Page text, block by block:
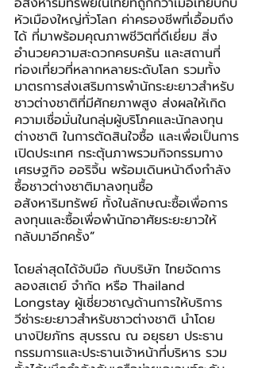
หัวเมืองใหญ่ทั่วโลก ค่าครองชีพที่เอื้อมถึง
ได้ ที่มาพร้อมคุณภาพชีวิตที่ดีเยี่ยม สิ่ง
อำนวยความสะดวกครบครัน และสถานที่
ท่องเที่ยวที่หลากหลายระดับโลก รวมทั้ง
มาตรการส่งเสริมการพำนักระยะยาวสำหรับ
ชาวต่างชาติที่มีศักยภาพสูง ส่งผลให้เกิด
ความเชื่อมั่นในกลุ่มผู้บริโภคและนักลงทุน
ต่างชาติ ในการตัดสินใจซื้อ และเพื่อเป็นการ
เปิดประเทศ กระตุ้นภาพรวมกิจกรรมทาง
เศรษฐกิจ ออริจิ้น พร้อมเดินหน้าดึงกำลัง
ซื้อชาวต่างชาติมาลงทุนซื้อ
อสังหาริมทรัพย์ ทั้งในลักษณะซื้อเพื่อการ
ลงทุนและซื้อเพื่อพำนักอาศัยระยะยาวให้
กลับมาอีกครั้ง”
โดยล่าสุดได้จับมือ กับบริษัท ไทยจัดการ
ลองสเตย์ จำกัด หรือ Thailand
Longstay ผู้เชี่ยวชาญด้านการให้บริการ
วีซ่าระยะยาวสำหรับชาวต่างชาติ นำโดย
นางปิยภัทร สุบรรณ ณ อยุธยา ประธาน
กรรมการและประธานเจ้าหน้าที่บริหาร รวม